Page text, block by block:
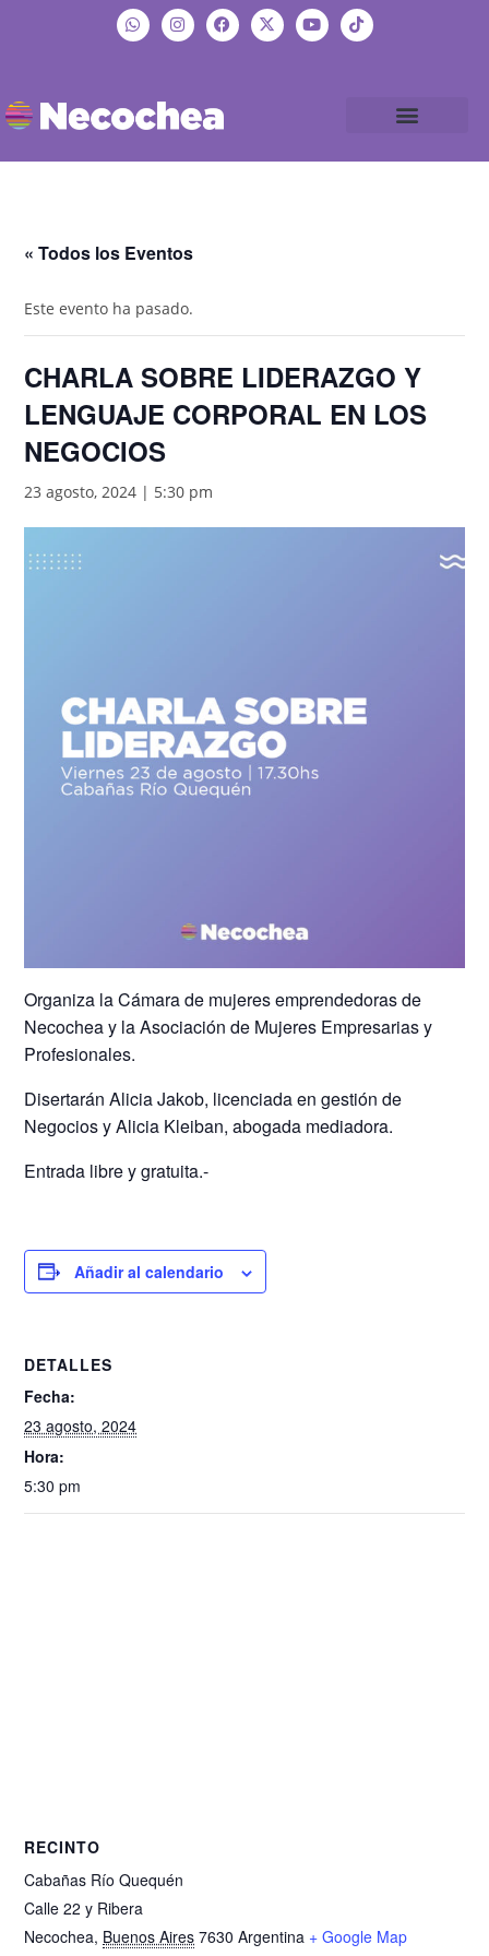
« Todos los Eventos
Este evento ha pasado.
CHARLA SOBRE LIDERAZGO Y
LENGUAJE CORPORAL EN LOS
NEGOCIOS
23 agosto, 2024 | 5:30 pm
Organiza la Cámara de mujeres emprendedoras de
Necochea y la Asociación de Mujeres Empresarias y
Profesionales.
Disertarán Alicia Jakob, licenciada en gestión de
Negocios y Alicia Kleiban, abogada mediadora.
Entrada libre y gratuita.-
Añadir al calendario
DETALLES
Fecha:
23 agosto, 2024
Hora:
5:30 pm
RECINTO
Cabañas Río Quequén
Calle 22 y Ribera
Necochea, Buenos Aires 7630 Argentina + Google Map